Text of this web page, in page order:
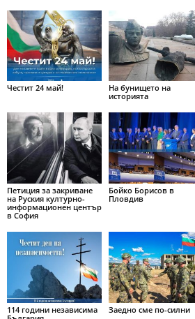
Честит 24 май!
На бунището на
историята
Петиция за закриване
на Руския културно-
информационен център
в София
Бойко Борисов в
Пловдив
114 години независима
Заедно сме по-силни